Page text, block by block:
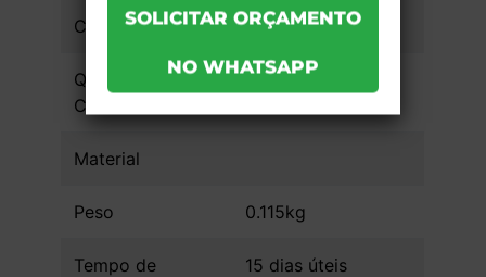
Cobertura
Quantidade de
Cores
Material
Peso 0.115kg
Tempo de
15 dias úteis